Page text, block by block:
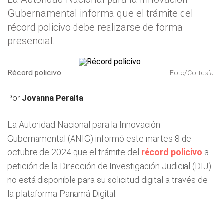
Gubernamental informa que el trámite del
récord policivo debe realizarse de forma
presencial.
Récord policivo Foto/Cortesía
Por Jovanna Peralta
La Autoridad Nacional para la Innovación
Gubernamental (ANIG) informó este martes 8 de
octubre de 2024 que el trámite del récord policivo a
petición de la Dirección de Investigación Judicial (DIJ)
no está disponible para su solicitud digital a través de
la plataforma Panamá Digital.